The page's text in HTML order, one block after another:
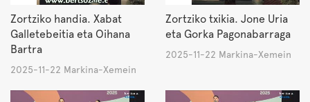
Zortziko handia. Xabat
Galletebeitia eta Oihana
Bartra
2025-11-22 Markina-Xemein
Zortziko txikia. Jone Uria
eta Gorka Pagonabarraga
2025-11-22 Markina-Xemein